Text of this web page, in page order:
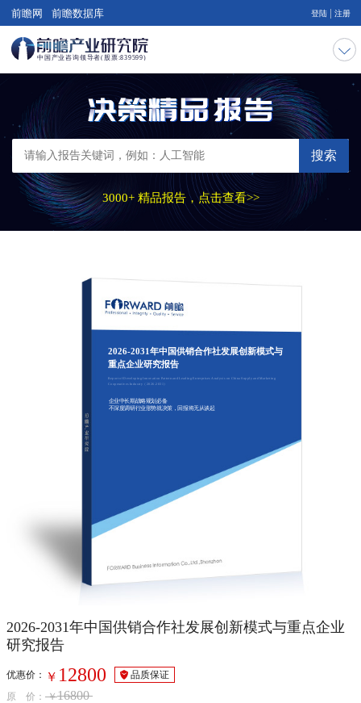
前瞻网 前瞻数据库 登陆 注册
搜索
3000+ 精品报告，点击查看>>
2026-2031年中国供销合作社发展创新模式与
重点企业研究报告
Report of Developing Innovation Pattern and Leading Enterprises Analysis on China Supply and Marketing
Cooperatives Industry（2026-2031）
企业中长期战略规划必备
不深度调研行业形势就决策，回报将无从谈起
2026-2031年中国供销合作社发展创新模式与重点企业
研究报告
优惠价： ￥ 12800
品质保证
原 价： ￥16800